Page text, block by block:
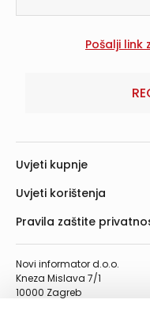
Novi informator d.o.o.
Kneza Mislava 7/1
10000 Zagreb
Uvjeti kupnje
Uvjeti korištenja
Pravila zaštite